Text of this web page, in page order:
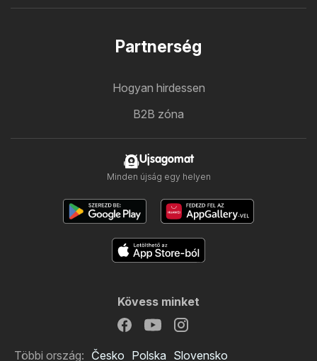
Partnerség
Hogyan hirdessen
B2B zóna
Ujsagomat
Minden újság egy helyen
Kövess minket
Többi ország: Česko Polska Slovensko